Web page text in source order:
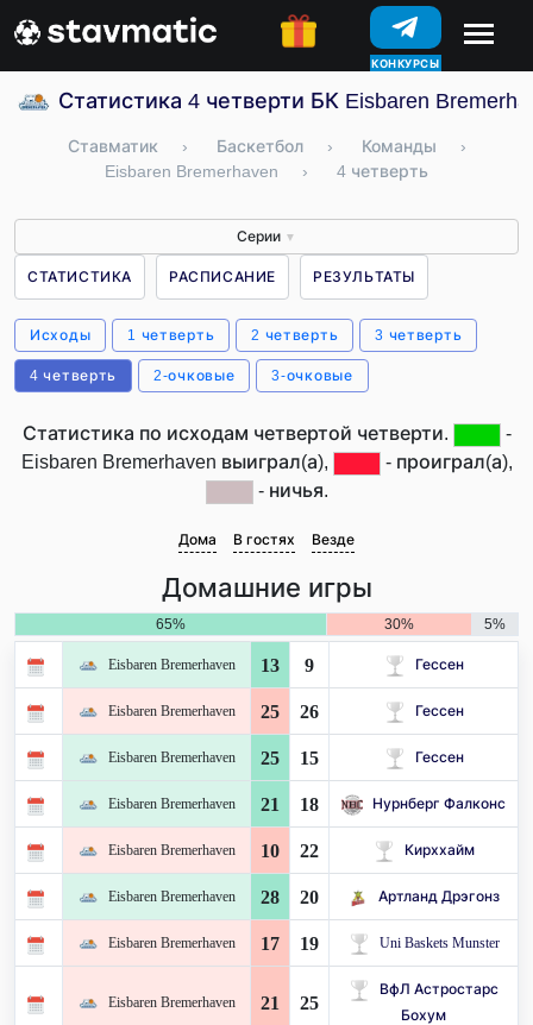
КОНКУРСЫ
Статистика 4 четверти БК Eisbaren
Ставматик › Баскетбол › Команды
›
Eisbaren Bremerhaven
› 4 четверть
Серии ▼
СТАТИСТИКА РАСПИСАНИЕ РЕЗУЛЬТАТЫ
Исходы 1 четверть 2 четверть 3 четверть
4 четверть 2-очковые 3-очковые
Статистика по исходам четвертой четверти.
-
Eisbaren Bremerhaven выиграл(а),
- проиграл(а),
- ничья.
Дома В гостях Везде
Домашние игры
65% 30% 5%
Eisbaren Bremerhaven 13 9 Гессен
Eisbaren Bremerhaven 25 26 Гессен
Eisbaren Bremerhaven 25 15 Гессен
Eisbaren Bremerhaven 21 18 Нурнберг Фалконс
Eisbaren Bremerhaven 10 22 Кирххайм
Eisbaren Bremerhaven 28 20 Артланд Дрэгонз
Eisbaren Bremerhaven 17 19 Uni Baskets Munster
Eisbaren Bremerhaven 21 25
ВфЛ Астростарс
Бохум